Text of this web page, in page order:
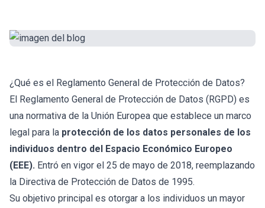
¿Qué es el Reglamento General de Protección de Datos?
El Reglamento General de Protección de Datos (RGPD) es
una normativa de la Unión Europea que establece un marco
legal para la protección de los datos personales de los
individuos dentro del Espacio Económico Europeo
(EEE). Entró en vigor el 25 de mayo de 2018, reemplazando
la Directiva de Protección de Datos de 1995.
Su objetivo principal es otorgar a los individuos un mayor